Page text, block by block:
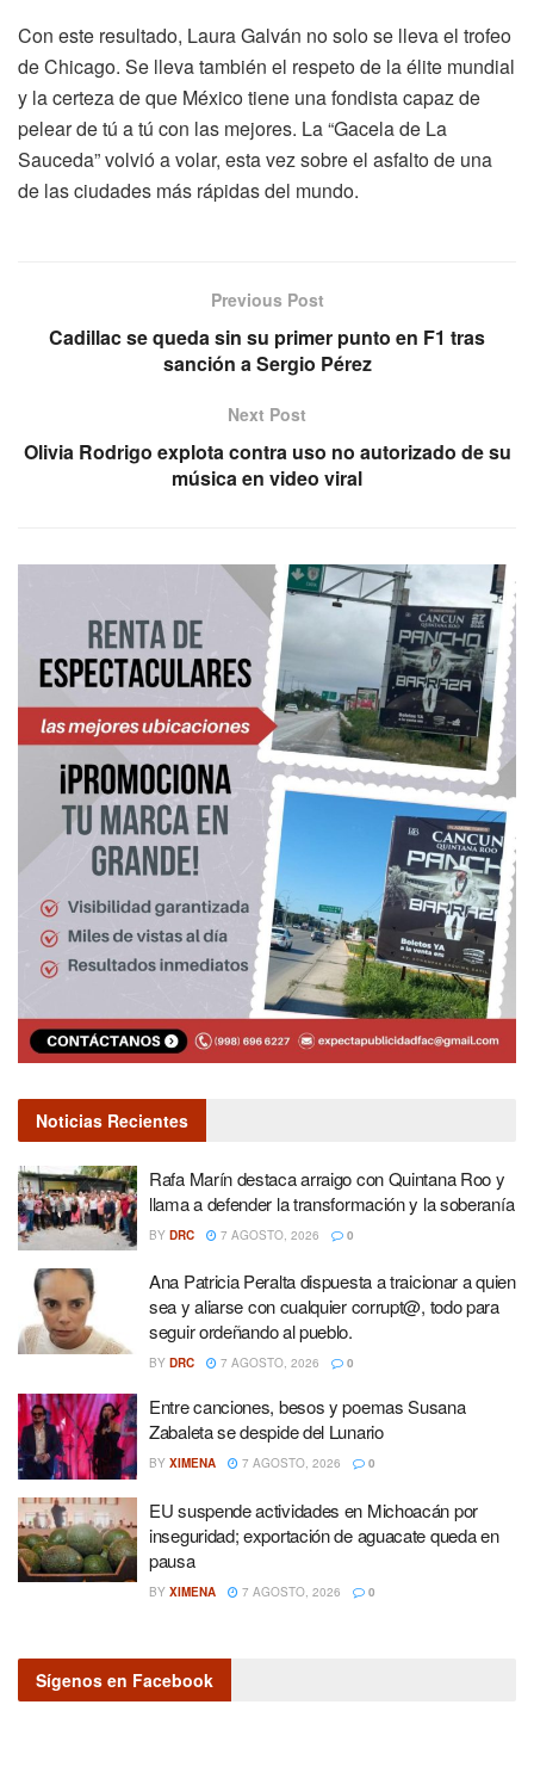
Con este resultado, Laura Galván no solo se lleva el trofeo
de Chicago. Se lleva también el respeto de la élite mundial
y la certeza de que México tiene una fondista capaz de
pelear de tú a tú con las mejores. La “Gacela de La
Sauceda” volvió a volar, esta vez sobre el asfalto de una
de las ciudades más rápidas del mundo.
Previous Post
Cadillac se queda sin su primer punto en F1 tras
sanción a Sergio Pérez
Next Post
Olivia Rodrigo explota contra uso no autorizado de su
música en video viral
Noticias Recientes
Rafa Marín destaca arraigo con Quintana Roo y
llama a defender la transformación y la soberanía
BY DRC 7 AGOSTO, 2026 0
Ana Patricia Peralta dispuesta a traicionar a quien
sea y aliarse con cualquier corrupt@, todo para
seguir ordeñando al pueblo.
BY DRC 7 AGOSTO, 2026 0
Entre canciones, besos y poemas Susana
Zabaleta se despide del Lunario
BY XIMENA 7 AGOSTO, 2026 0
EU suspende actividades en Michoacán por
inseguridad; exportación de aguacate queda en
pausa
BY XIMENA 7 AGOSTO, 2026 0
Sígenos en Facebook